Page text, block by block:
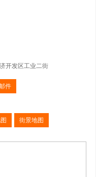
开发区工业二街
件
街景地图